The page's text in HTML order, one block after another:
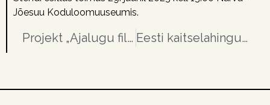
Jõesuu Koduloomuuseumis.
Projekt „Ajalugu filmis“ Eesti kaitselahingute 79. aastapäevale pühendatud mälestuspäev Sinimäe alevikus, 29. juulil 2023.a.